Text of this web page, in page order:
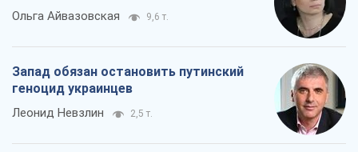
Ольга Айвазовская 9,6 т.
Запад обязан остановить путинский
геноцид украинцев
Леонид Невзлин 2,5 т.